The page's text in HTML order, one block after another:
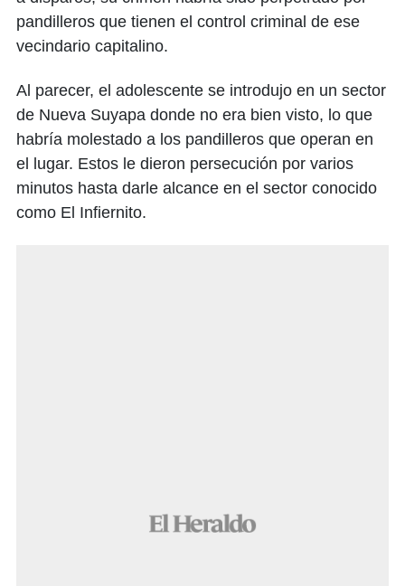
pandilleros que tienen el control criminal de ese
vecindario capitalino.
Al parecer, el adolescente se introdujo en un sector
de Nueva Suyapa donde no era bien visto, lo que
habría molestado a los pandilleros que operan en
el lugar. Estos le dieron persecución por varios
minutos hasta darle alcance en el sector conocido
como El Infiernito.